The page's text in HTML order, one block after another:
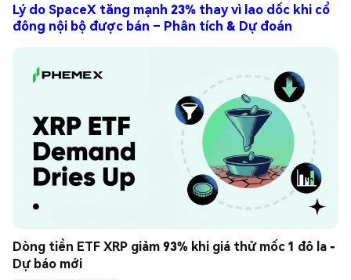
Lý do SpaceX tăng mạnh 23% thay vì lao dốc khi cổ
đông nội bộ được bán – Phân tích & Dự đoán
Dòng tiền ETF XRP giảm 93% khi giá thử mốc 1 đô la -
Dự báo mới